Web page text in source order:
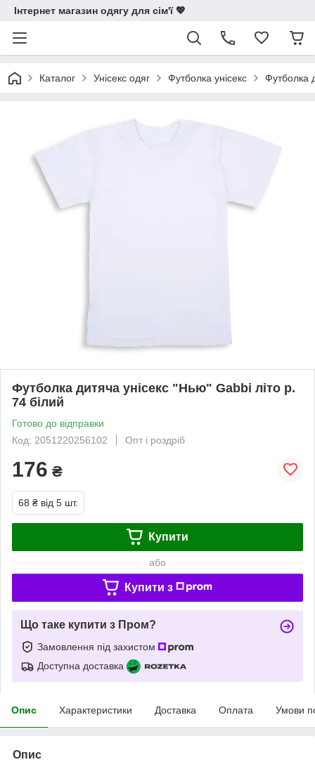
Інтернет магазин одягу для сім'ї 💖
Каталог Унісекс одяг Футболка унісекс Футболка
Футболка дитяча унісекс "Нью" Gabbi літо р.
74 білий
Готово до відправки
Код: 2051220256102
Опт і роздріб
176 ₴
68 ₴ від 5 шт.
Купити
або
Купити з
Що таке купити з Пром?
Замовлення під захистом
Доступна доставка
Опис Характеристики Доставка Оплата Умови
Опис